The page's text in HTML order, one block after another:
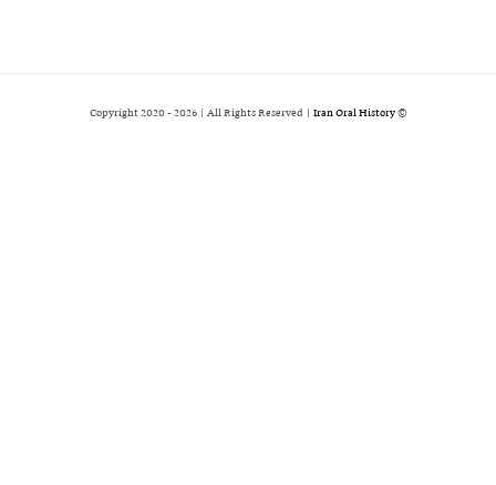
© Copyright 2020 -
2026 | All Rights Reserved | Iran Oral History